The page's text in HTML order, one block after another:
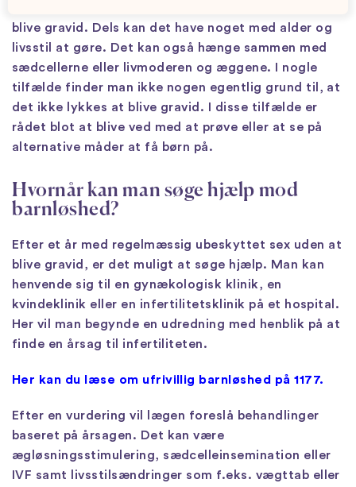
blive gravid. Dels kan det have noget med alder og
livsstil at gøre. Det kan også hænge sammen med
sædcellerne eller livmoderen og æggene. I nogle
tilfælde finder man ikke nogen egentlig grund til, at
det ikke lykkes at blive gravid. I disse tilfælde er
rådet blot at blive ved med at prøve eller at se på
alternative måder at få børn på.
Hvornår kan man søge hjælp mod
barnløshed?
Efter et år med regelmæssig ubeskyttet sex uden at
blive gravid, er det muligt at søge hjælp. Man kan
henvende sig til en gynækologisk klinik, en
kvindeklinik eller en infertilitetsklinik på et hospital.
Her vil man begynde en udredning med henblik på at
finde en årsag til infertiliteten.
Her kan du læse om ufrivillig barnløshed på 1177.
Efter en vurdering vil lægen foreslå behandlinger
baseret på årsagen. Det kan være
ægløsningsstimulering, sædcelleinsemination eller
IVF samt livsstilsændringer som f.eks. vægttab eller